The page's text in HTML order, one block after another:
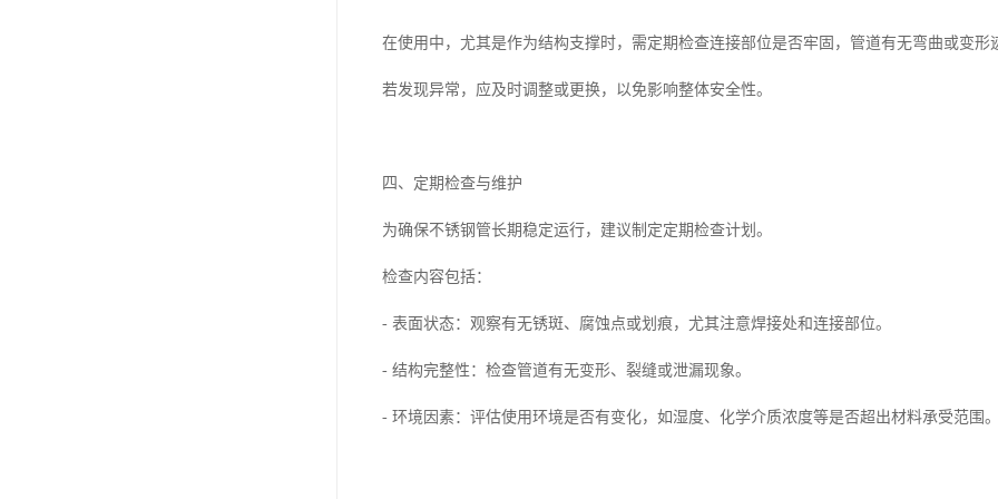
在使用中，尤其是作为结构支撑时，需定期检查连接部位是否牢固，管道有无弯曲或变形
若发现异常，应及时调整或更换，以免影响整体安全性。
四、定期检查与维护
为确保不锈钢管长期稳定运行，建议制定定期检查计划。
检查内容包括：
- 表面状态：观察有无锈斑、腐蚀点或划痕，尤其注意焊接处和连接部位。
- 结构完整性：检查管道有无变形、裂缝或泄漏现象。
- 环境因素：评估使用环境是否有变化，如湿度、化学介质浓度等是否超出材料承受范围。